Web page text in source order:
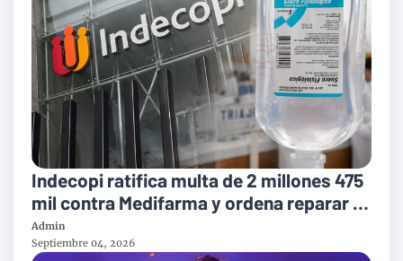
Indecopi ratifica multa de 2 millones 475
mil contra Medifarma y ordena reparar a
victimas del suero defectuoso
Admin
Septiembre 04, 2026